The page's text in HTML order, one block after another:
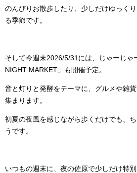
のんびりお散歩したり、少しだけゆっく
る季節です。
そして今週末2026/5/31には、じゃーじゃ
NIGHT MARKET」も開催予定。
音と灯りと発酵をテーマに、グルメや雑
集まります。
初夏の夜風を感じながら歩くだけでも、
うです。
いつもの週末に、夜の佐原で少しだけ特